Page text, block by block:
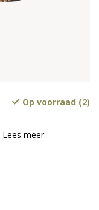
Op voorraad (2)
Lees meer.